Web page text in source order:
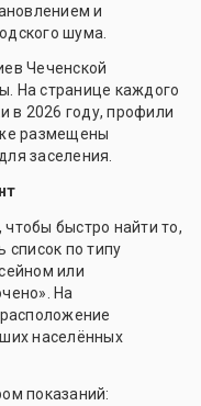
и
шума.
Чеченской
На странице каждого
в 2026 году, профили
размещены
заселения.
быстро найти то,
список по типу
или
На
населённых
показаний: